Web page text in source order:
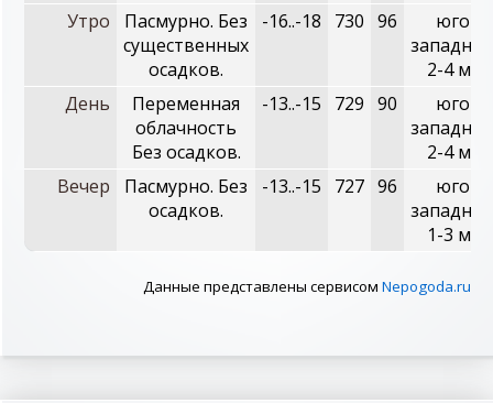
Утро
Пасмурно. Без
существенных
осадков.
-16..-18 730 96
юго-
2-4 м/с
День
Переменная
облачность
Без осадков.
-13..-15 729 90
юго-
2-4 м/с
Вечер
Пасмурно. Без
осадков.
-13..-15 727 96
юго-
1-3 м/с
Данные представлены сервисом Nepogoda.ru